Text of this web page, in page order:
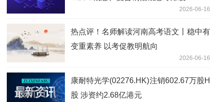
2026-06-16
热点评！名师解读河南高考语文丨稳中有
变重素养 以考促教明航向
2026-06-16
康耐特光学(02276.HK)注销602.67万股H
股 涉资约2.68亿港元